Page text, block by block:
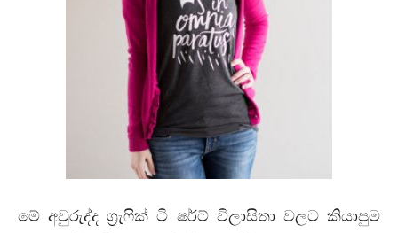
මේ අවුරුද්ද ග්‍රැෆික් ටී ෂර්ට් විලාසිතා වලට කියාපුම